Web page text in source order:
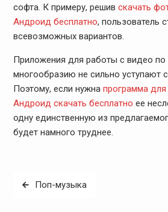
софта. К примеру, решив скачать
Андроид бесплатно, пользователь
всевозможных вариантов.
Приложения для работы с видео по
многообразию не сильно уступают
Поэтому, если нужна программа
Андроид скачать бесплатно ее
одну единственную из
будет намного труднее.
PostПоп-музыка